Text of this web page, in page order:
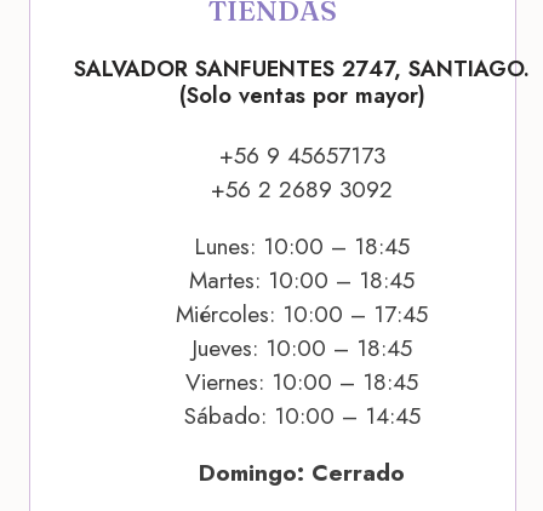
TIENDAS
SALVADOR SANFUENTES 2747, SANTIAGO.
(Solo ventas por mayor)
+56 9 45657173
+56 2 2689 3092
Lunes: 10:00 – 18:45
Martes: 10:00 – 18:45
Miércoles: 10:00 – 17:45
Jueves: 10:00 – 18:45
Viernes: 10:00 – 18:45
Sábado: 10:00 – 14:45
Domingo: Cerrado